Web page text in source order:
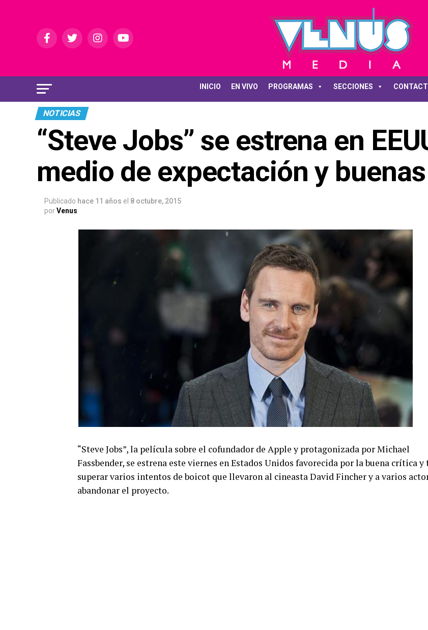
INICIO EN VIVO PROGRAMAS SECCIONES
NOTICIAS
“Steve Jobs” se estrena en
medio de expectación y
Publicado hace 11 años el 8 octubre, 2015
porVenus
“Steve Jobs”, la película sobre el cofundador de Apple y protagonizada por Michael
Fassbender, se estrena este viernes en Estados Unidos favorecida por la buena crítica y
superar varios intentos de boicot que llevaron al cineasta David Fincher y a varios
abandonar el proyecto.